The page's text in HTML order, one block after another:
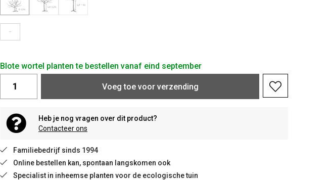
-
Blote wortel planten te bestellen vanaf eind september
Voeg toe voor verzending
Heb je nog vragen over dit product?
Contacteer ons
Familiebedrijf sinds 1994
Online bestellen kan, spontaan langskomen ook
Specialist in inheemse planten voor de ecologische tuin